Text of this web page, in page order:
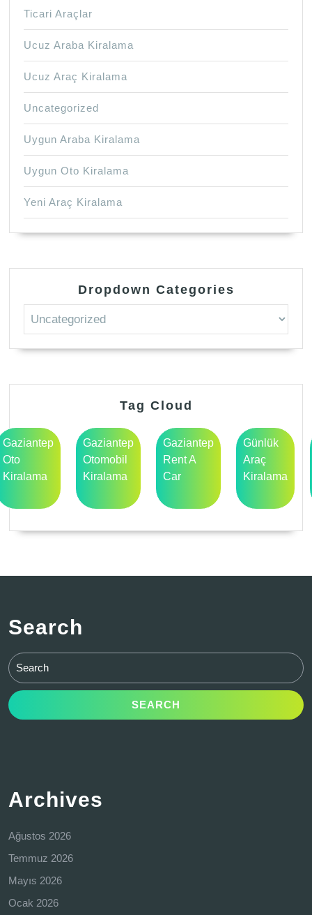
Ticari Araçlar
Ucuz Araba Kiralama
Ucuz Araç Kiralama
Uncategorized
Uygun Araba Kiralama
Uygun Oto Kiralama
Yeni Araç Kiralama
Dropdown Categories
Tag Cloud
Gaziantep
Oto
Kiralama
Gaziantep
Otomobil
Kiralama
Gaziantep
Rent A
Car
Günlük
Araç
Kiralama
Search
Search
for:
Archives
Ağustos 2026
Temmuz 2026
Mayıs 2026
Ocak 2026